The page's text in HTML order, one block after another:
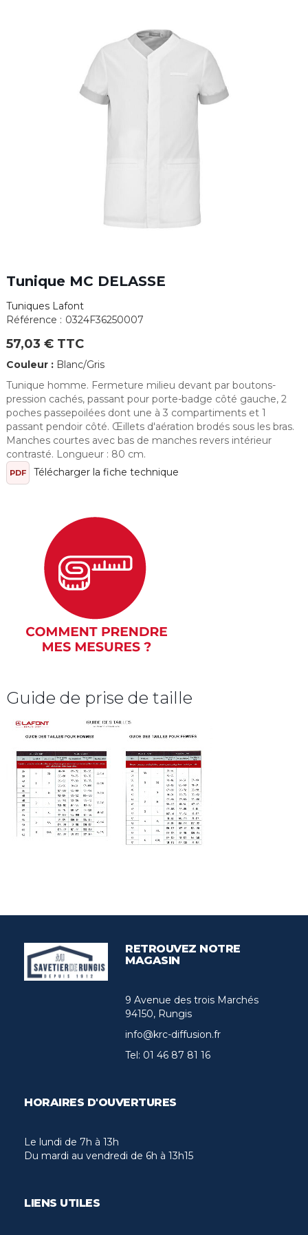
Tunique MC DELASSE
Tuniques Lafont
Référence : 0324F36250007
57,03 € TTC
Couleur : Blanc/Gris
Tunique homme. Fermeture milieu devant par boutons-
pression cachés, passant pour porte-badge côté gauche, 2
poches passepoilées dont une à 3 compartiments et 1
passant pendoir côté. Œillets d'aération brodés sous les bras.
Manches courtes avec bas de manches revers intérieur
contrasté. Longueur : 80 cm.
PDF Télécharger la fiche technique
Guide de prise de taille
RETROUVEZ NOTRE
MAGASIN
9 Avenue des trois Marchés
94150, Rungis
info@krc-diffusion.fr
Tel: 01 46 87 81 16
HORAIRES D'OUVERTURES
Le lundi de 7h à 13h
Du mardi au vendredi de 6h à 13h15
LIENS UTILES